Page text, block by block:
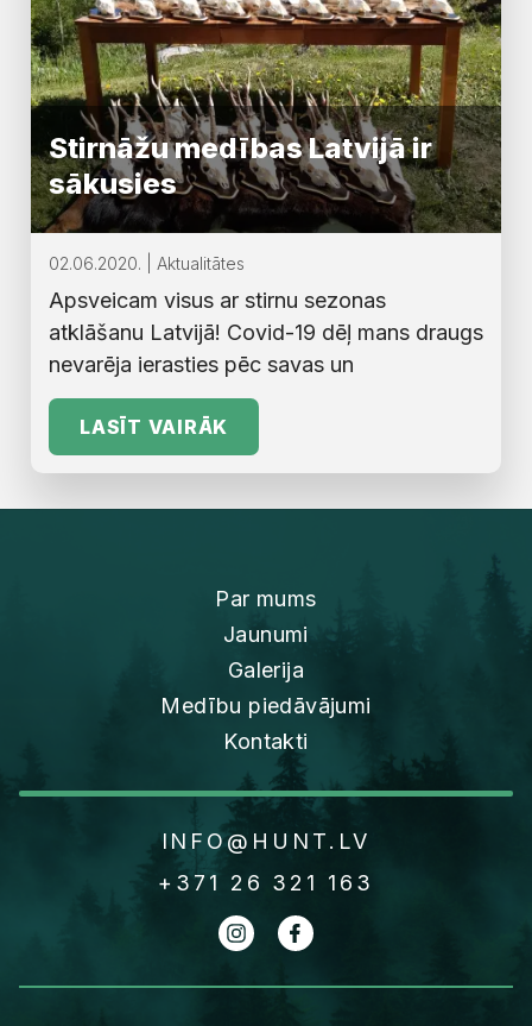
Stirnāžu medības Latvijā ir
sākusies
02.06.2020. | Aktualitātes
Apsveicam visus ar stirnu sezonas
atklāšanu Latvijā! Covid-19 dēļ mans draugs
nevarēja ierasties pēc savas un
LASĪT VAIRĀK
INFO@HUNT.LV
+371 26 321 163
Par mums
Jaunumi
Galerija
Medību piedāvājumi
Kontakti